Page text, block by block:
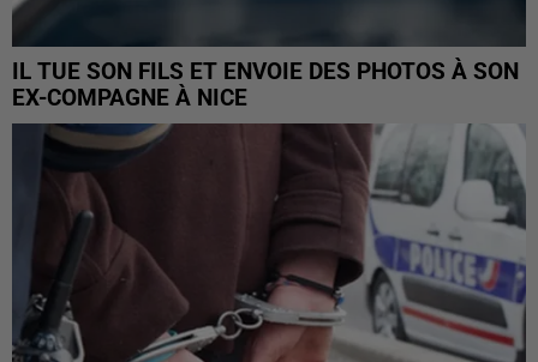
IL TUE SON FILS ET ENVOIE DES PHOTOS À SON
EX-COMPAGNE À NICE